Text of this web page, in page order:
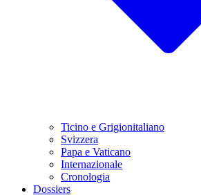
Ticino e Grigionitaliano
Svizzera
Papa e Vaticano
Internazionale
Cronologia
Dossiers